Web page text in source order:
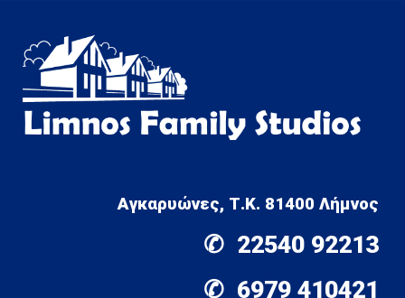
Αγκαρυώνες, Τ.Κ. 81400 Λήμνος
✆ 22540 92213
✆ 6979 410421